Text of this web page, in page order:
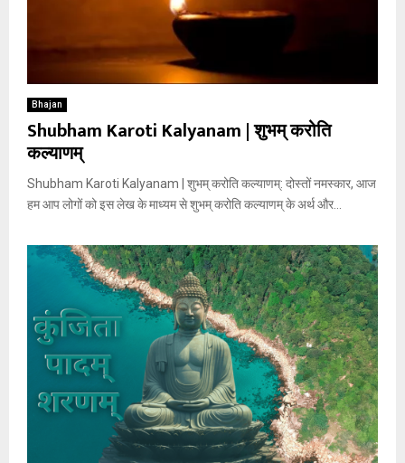
Bhajan
Shubham Karoti Kalyanam | शुभम् करोति
कल्याणम्
Shubham Karoti Kalyanam | शुभम् करोति कल्याणम्: दोस्तों नमस्कार, आज
हम आप लोगों को इस लेख के माध्यम से शुभम् करोति कल्याणम् के अर्थ और...